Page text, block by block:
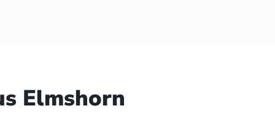
Elmshorn